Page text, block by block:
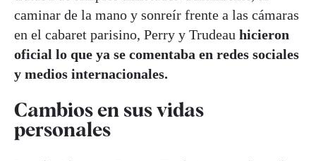
caminar de la mano y sonreír frente a las cámaras
en el cabaret parisino, Perry y Trudeau hicieron
oficial lo que ya se comentaba en redes sociales
y medios internacionales.
Cambios en sus vidas
personales